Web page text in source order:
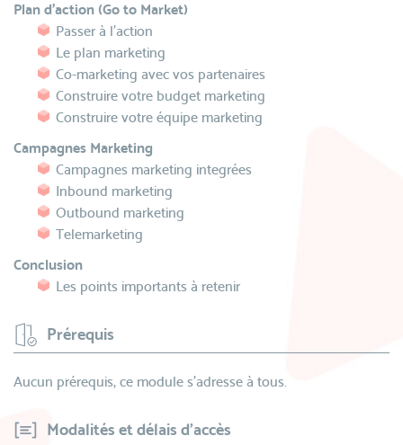
Plan d'action (Go to Market)
Passer à l'action
Le plan marketing
Co-marketing avec vos partenaires
Construire votre budget marketing
Construire votre équipe marketing
Campagnes Marketing
Campagnes marketing integrées
Inbound marketing
Outbound marketing
Telemarketing
Conclusion
Les points importants à retenir
Prérequis
Aucun prérequis, ce module s’adresse à tous.
Modalités et délais d'accès